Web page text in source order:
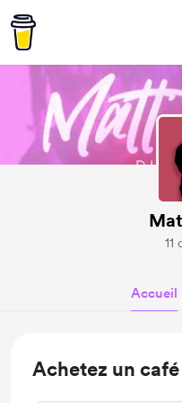
11
Accueil
Achetez un